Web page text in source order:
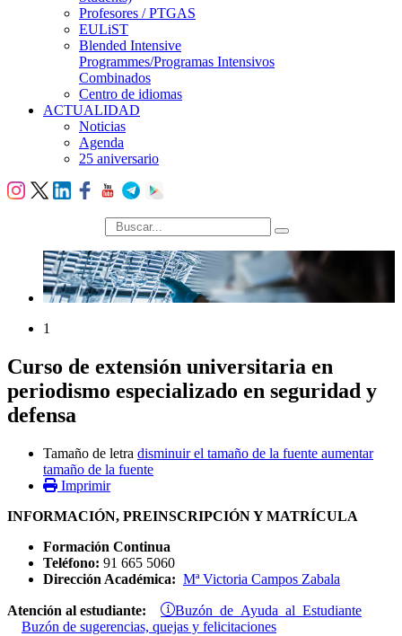
Profesores / PTGAS
EULiST
Blended Intensive
Programmes/Programas Intensivos
Combinados
Centro de idiomas
ACTUALIDAD
Noticias
Agenda
25 aniversario
búsqueda
1
Curso de extensión universitaria en
periodismo especializado en seguridad y
defensa
Tamaño de letra disminuir el tamaño de la fuente aumentar
tamaño de la fuente
Imprimir
INFORMACIÓN, PREINSCRIPCIÓN Y MATRÍCULA
Formación Continua
Teléfono: 91 665 5060
Dirección Académica: Mª Victoria Campos Zabala
Atención al estudiante: Buzón de Ayuda al Estudiante
Buzón de sugerencias, quejas y felicitaciones